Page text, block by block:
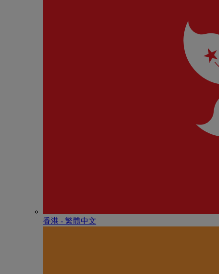
香港 - 繁體中文